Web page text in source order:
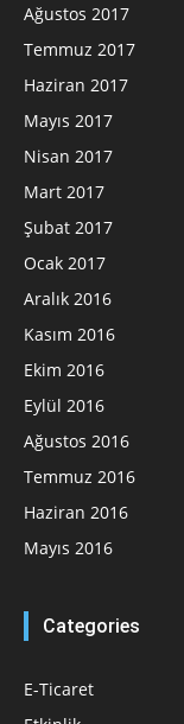
Ağustos 2017
Temmuz 2017
Haziran 2017
Mayıs 2017
Nisan 2017
Mart 2017
Şubat 2017
Ocak 2017
Aralık 2016
Kasım 2016
Ekim 2016
Eylül 2016
Ağustos 2016
Temmuz 2016
Haziran 2016
Mayıs 2016
Categories
E-Ticaret